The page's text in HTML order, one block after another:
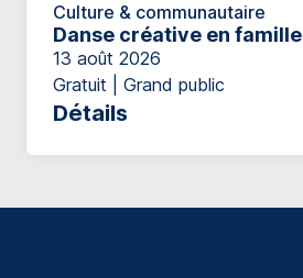
Culture & communautaire
Danse créative en famille
13 août 2026
Gratuit | Grand public
Détails